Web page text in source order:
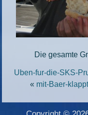
Die gesamte
Uben-fur-die-SKS-
« mit-Baer-